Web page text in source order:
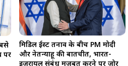
पर
मिडिल ईस्ट तनाव के बीच PM मोदी
और नेतन्याहू की बातचीत, भारत-